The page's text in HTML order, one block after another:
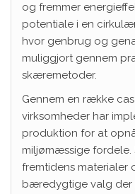
og fremmer
potentiale i en
hvor genbrug og
muliggjort gennem
skæremetoder.
Gennem en række
virksomheder har
produktion for at
miljømæssige fordele.
fremtidens materialer
bæredygtige valg der